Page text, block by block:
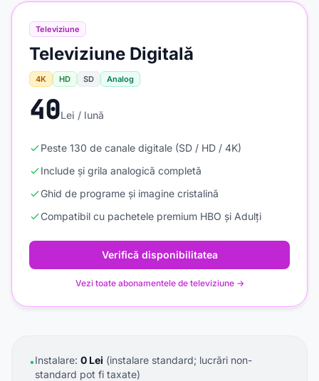
Televiziune
Televiziune Digitală
4K HD SD Analog
40Lei / lună
Peste 130 de canale digitale (SD / HD / 4K)
Include și grila analogică completă
Ghid de programe și imagine cristalină
Compatibil cu pachetele premium HBO și Adulți
Verifică disponibilitatea
Vezi toate abonamentele de televiziune →
•Instalare: 0 Lei (instalare standard; lucrări non-
standard pot fi taxate)